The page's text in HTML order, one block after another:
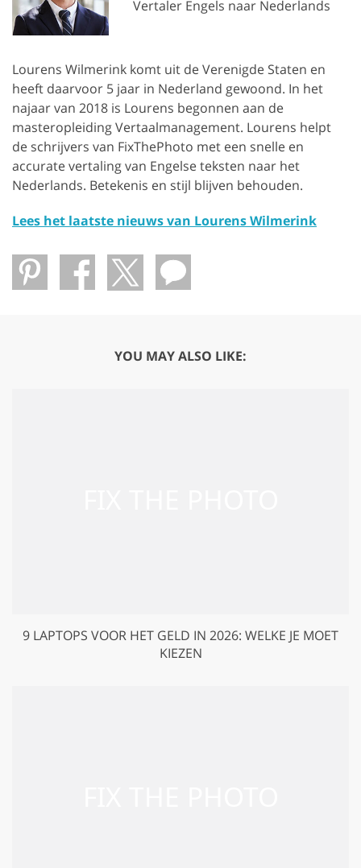
Vertaler Engels naar Nederlands
Lourens Wilmerink komt uit de Verenigde Staten en
heeft daarvoor 5 jaar in Nederland gewoond. In het
najaar van 2018 is Lourens begonnen aan de
masteropleiding Vertaalmanagement. Lourens helpt
de schrijvers van FixThePhoto met een snelle en
accurate vertaling van Engelse teksten naar het
Nederlands. Betekenis en stijl blijven behouden.
Lees het laatste nieuws van Lourens Wilmerink
YOU MAY ALSO LIKE:
9 LAPTOPS VOOR HET GELD IN 2026: WELKE JE MOET
KIEZEN